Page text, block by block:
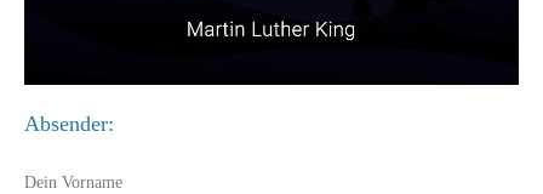
Absender:
Dein Vorname